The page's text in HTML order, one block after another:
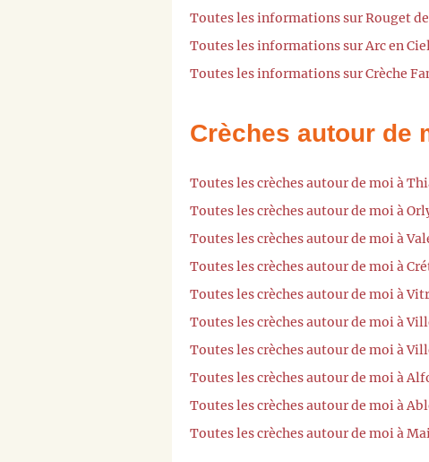
Toutes les informations sur Rouget
Toutes les informations sur Arc en
Toutes les informations sur Crèche
Crèches autour de
Toutes les crèches autour de moi à
Toutes les crèches autour de moi à
Toutes les crèches autour de moi à
Toutes les crèches autour de moi à
Toutes les crèches autour de moi à
Toutes les crèches autour de moi à
Toutes les crèches autour de moi à
Toutes les crèches autour de moi à
Toutes les crèches autour de moi à
Toutes les crèches autour de moi à